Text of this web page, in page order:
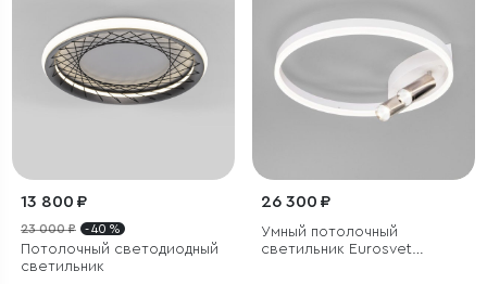
13 800 ₽
23 000 ₽ - 40 %
Потолочный светодиодный
светильник
26 300 ₽
Умный потолочный
светильник Eurosvet